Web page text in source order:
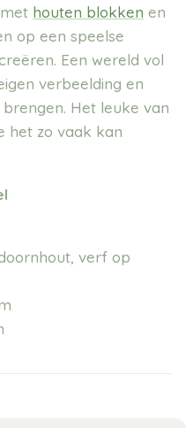
houten blokken en
op een speelse
Een wereld vol
verbeelding en
Het leuke van
het zo vaak kan
verf op